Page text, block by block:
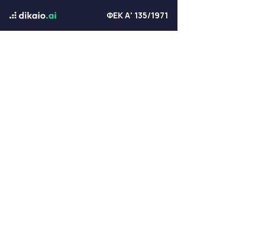
ΦΕΚ Α' 135/1971